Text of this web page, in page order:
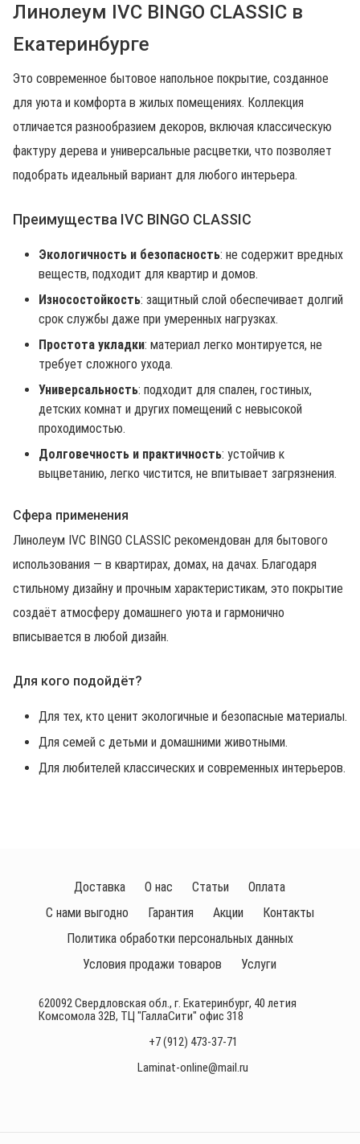
Линолеум IVC BINGO CLASSIC в
Екатеринбурге
Это современное бытовое напольное покрытие, созданное
для уюта и комфорта в жилых помещениях. Коллекция
отличается разнообразием декоров, включая классическую
фактуру дерева и универсальные расцветки, что позволяет
подобрать идеальный вариант для любого интерьера.
Преимущества IVC BINGO CLASSIC
Экологичность и безопасность: не содержит вредных
веществ, подходит для квартир и домов.
Износостойкость: защитный слой обеспечивает долгий
срок службы даже при умеренных нагрузках.
Простота укладки: материал легко монтируется, не
требует сложного ухода.
Универсальность: подходит для спален, гостиных,
детских комнат и других помещений с невысокой
проходимостью.
Долговечность и практичность: устойчив к
выцветанию, легко чистится, не впитывает загрязнения.
Сфера применения
Линолеум IVC BINGO CLASSIC рекомендован для бытового
использования — в квартирах, домах, на дачах. Благодаря
стильному дизайну и прочным характеристикам, это покрытие
создаёт атмосферу домашнего уюта и гармонично
вписывается в любой дизайн.
Для кого подойдёт?
Для тех, кто ценит экологичные и безопасные материалы.
Для семей с детьми и домашними животными.
Для любителей классических и современных интерьеров.
620092 Свердловская обл., г. Екатеринбург, 40 летия
Комсомола 32В, ТЦ "ГаллаСити" офис 318
+7 (912) 473-37-71
Laminat-online@mail.ru
Доставка О нас Статьи
Оплата
С нами выгодно
Гарантия Акции
Контакты
Политика обработки персональных данных
Условия продажи товаров
Услуги